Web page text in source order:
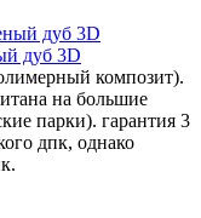
дуб 3D
композит).
на большие
парки). гарантия 3
дпк, однако